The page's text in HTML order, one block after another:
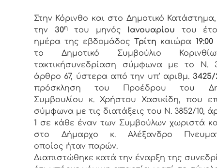
Στην Κόρινθο και στο Δημοτικό
την 30η του μηνός Ιανουαρίου του
ημέρα της εβδομάδοςΤρίτη καιώρα 19:00
το Δημοτικό Συμβούλιο
τακτικήσυνεδρίαση σύμφωνα με το Ν.
άρθρο 67, ύστερα από την υπ’ αριθμ. 3425/
πρόσκληση του Προέδρου του
Συμβουλίου κ. Χρήστου Χασικίδη, που
σύμφωνα με τις διατάξεις του Ν. 3852/10,
1 σε κάθε έναν των Συμβούλων χωριστά
στο Δήμαρχο κ. Αλέξανδρο
οποίος ήταν παρών.
Διαπιστώθηκε κατά την έναρξη της